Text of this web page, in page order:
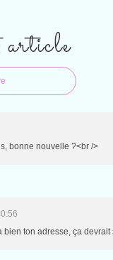
article
bonne nouvelle ?<br />
bien ton adresse, ça